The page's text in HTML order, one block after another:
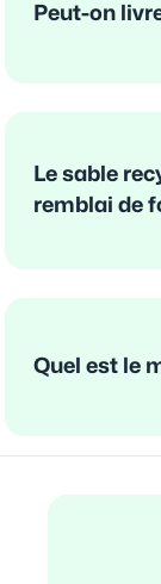
Peut-on
Le sable
remblai de
Quel est le